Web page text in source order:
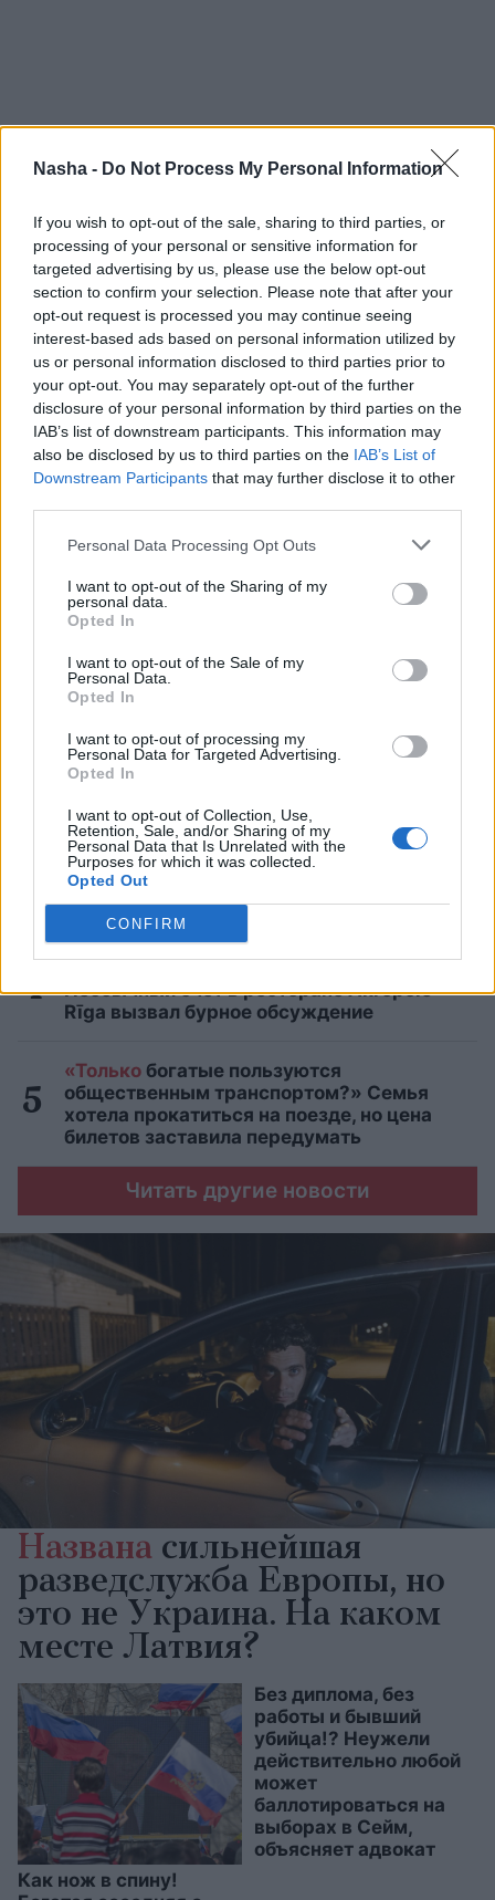
Nasha - Do Not Process My Personal Information
If you wish to opt-out of the sale, sharing to third parties, or
processing of your personal or sensitive information for
targeted advertising by us, please use the below opt-out
section to confirm your selection. Please note that after your
opt-out request is processed you may continue seeing
interest-based ads based on personal information utilized by
us or personal information disclosed to third parties prior to
your opt-out. You may separately opt-out of the further
disclosure of your personal information by third parties on the
IAB’s list of downstream participants. This information may
also be disclosed by us to third parties on the IAB’s List of
Downstream Participants that may further disclose it to other
Personal Data Processing Opt Outs
I want to opt-out of the Sharing of my
personal data.
Opted In
I want to opt-out of the Sale of my
Personal Data.
Opted In
I want to opt-out of processing my
Personal Data for Targeted Advertising.
Opted In
I want to opt-out of Collection, Use,
Retention, Sale, and/or Sharing of my
Personal Data that Is Unrelated with the
Purposes for which it was collected.
Opted Out
CONFIRM
САМЫЕ ЧИТАЕМЫЕ
картину… Я больше не хочу посещать
похороны своего друга
Названысамые смертоносные
автомобили на дорогах: держим кулачки,
чтобы вы не нашли в списке свой
автомобиль
Дляэтих 3 знаков зодиака август станет
настоящим кошмаром — будь готов уже
сейчас!
Необычный счёт в ресторане Akropole
Rīga вызвал бурное обсуждение
«Только богатые пользуются
общественным транспортом?» Семья
хотела прокатиться на поезде, но цена
билетов заставила передумать
Читать другие новости
Названа сильнейшая
разведслужба Европы, но
это не Украина. На каком
месте Латвия?
Как нож в спину!
Без диплома, без
работы и бывший
убийца!? Неужели
действительно любой
может
баллотироваться на
выборах в Сейм,
объясняет адвокат